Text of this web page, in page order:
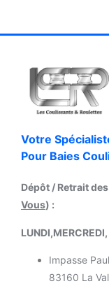
Votre
Pour Baies
Dépôt / Retrait
Vous) :
Impasse
83160 La